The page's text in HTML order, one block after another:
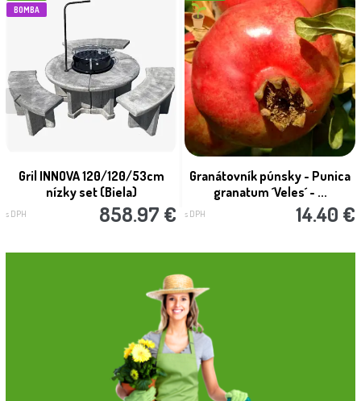
BOMBA
Gril INNOVA 120/120/53cm
nízky set (Biela)
s DPH 858.97 €
Granátovník púnsky - Punica
granatum ´Veles´ - ...
s DPH 14.40 €